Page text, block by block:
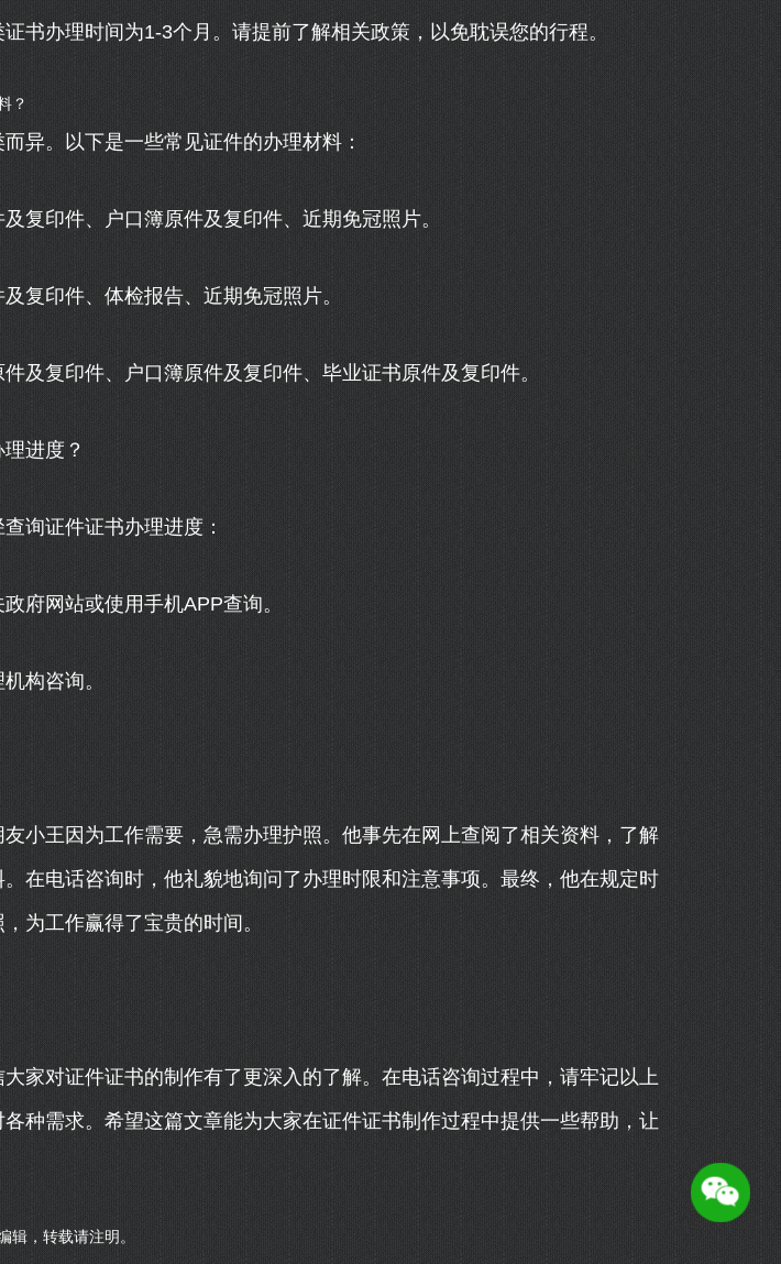
书办理时间为1-3个月。请提前了解相关政策，以免耽误您的行程。
？
异。以下是一些常见证件的办理材料：
复印件、户口簿原件及复印件、近期免冠照片。
复印件、体检报告、近期免冠照片。
及复印件、户口簿原件及复印件、毕业证书原件及复印件。
进度？
询证件证书办理进度：
府网站或使用手机APP查询。
构咨询。
小王因为工作需要，急需办理护照。他事先在网上查阅了相关资料，了解
在电话咨询时，他礼貌地询问了办理时限和注意事项。最终，他在规定时
为工作赢得了宝贵的时间。
家对证件证书的制作有了更深入的了解。在电话咨询过程中，请牢记以上
种需求。希望这篇文章能为大家在证件证书制作过程中提供一些帮助，让
辑，转载请注明。